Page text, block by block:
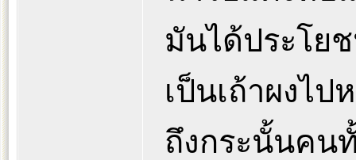
มันได้ประโย
เป็นเถ้าผงไป
ถึงกระนั้นคน